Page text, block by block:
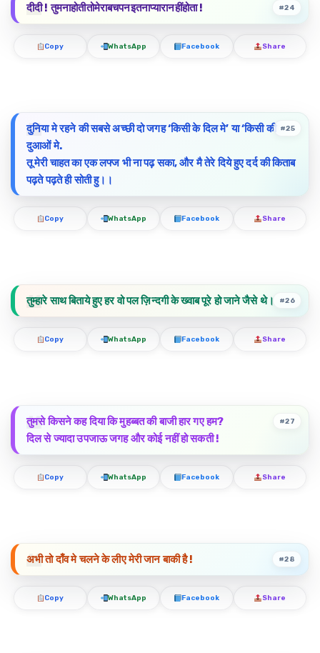
दीदी ! तुमनाहोतीतोमेराबचपनइतनाप्यारानहींहोता ! #24
Copy WhatsApp Facebook Share
दुनिया मे रहने की सबसे अच्छी दो जगह ‘किसी के दिल मे’ या ‘किसी की
दुआओं मे.
तू मेरी चाहत का एक लफ्ज भी ना पढ़ सका, और मै तेरे दिये हुए दर्द की किताब
पढ़ते पढ़ते ही सोती हु।।
#25
Copy WhatsApp Facebook Share
तुम्हारे साथ बिताये हुए हर वो पल ज़िन्दगी के ख्वाब पूरे हो जाने जैसे थे। #26
Copy WhatsApp Facebook Share
तुमसे किसने कह दिया कि मुहब्बत की बाजी हार गए हम?
दिल से ज्यादा उपजाऊ जगह और कोई नहीं हो सकती !
#27
Copy WhatsApp Facebook Share
अभी तो दाँव मे चलने के लीए मेरी जान बाकी है ! #28
Copy WhatsApp Facebook Share